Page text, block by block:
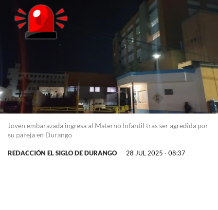
Joven embarazada ingresa al Materno Infantil tras ser agredida por
su pareja en Durango
REDACCIÓN EL SIGLO DE DURANGO 28 JUL 2025 - 08:37